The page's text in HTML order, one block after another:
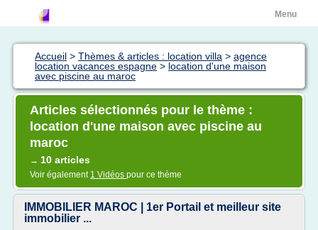
Menu
Accueil > Thèmes & articles : location villa > agence
location vacances espagne > location d'une maison
avec piscine au maroc
Articles sélectionnés pour le thème :
location d'une maison avec piscine au
maroc
→ 10 articles
Voir également 1 Vidéos pour ce thème
IMMOBILIER MAROC | 1er Portail et meilleur site
immobilier ...